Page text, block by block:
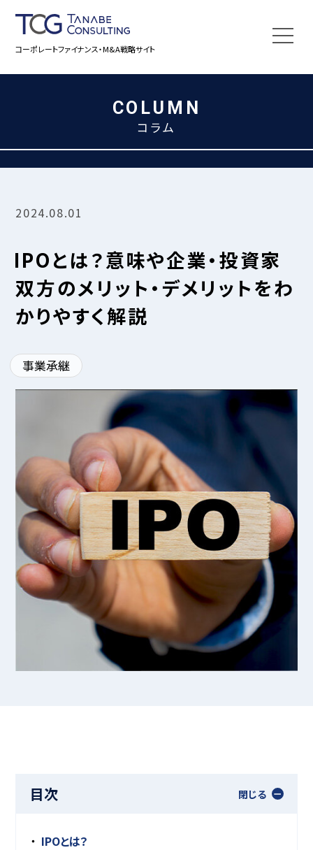
コーポレートファイナンス・M&A戦略サイト
COLUMN
コラム
2024.08.01
IPOとは？意味や企業・投資家
双方のメリット・デメリットをわ
かりやすく解説
事業承継
目次 閉じる
IPOとは？